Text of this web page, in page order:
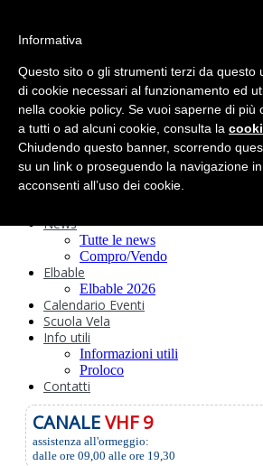
Regolamenti
Storia
Ormeggi
Sede e Servizi
Attività
Safeguarding
News
Tutte le news
Compro/Vendo
Elbable
Elbable 2026
Calendario Eventi
Scuola Vela
Info utili
Informazioni utili
Proloco
Contatti
CANALEVHF 9
assistenza all'ormeggio:
dalle ore 09,00 alle ore 19,30
Informativa
Questo sito o gli strumenti terzi da questo
di cookie necessari al funzionamento ed
nella cookie policy. Se vuoi saperne di più
a tutti o ad alcuni cookie, consulta la
Chiudendo questo banner, scorrendo
su un link o proseguendo la navigazione
acconsenti all’uso dei cookie.